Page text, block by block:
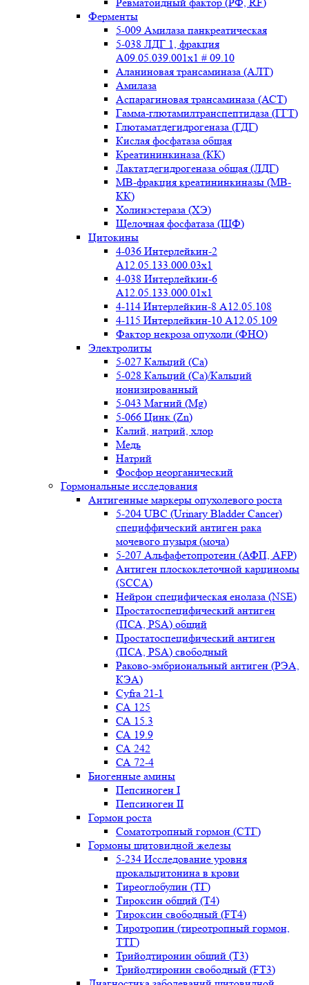
Ферменты
5-009 Амилаза панкреатическая
5-038 ЛДГ 1, фракция
A09.05.039.001x1 # 09.10
Аланиновая трансаминаза (АЛТ)
Амилаза
Аспарагиновая трансаминаза (АСТ)
Гамма-глютамилтранспептидаза (ГГТ)
Глютаматдегидрогеназа (ГДГ)
Кислая фосфатаза общая
Креатининкиназа (КК)
Лактатдегидрогеназа общая (ЛДГ)
МВ-фракция креатининкиназы (МВ-
КК)
Холинэстераза (ХЭ)
Щелочная фосфатаза (ЩФ)
Цитокины
4-036 Интерлейкин-2
A12.05.133.000.03x1
4-038 Интерлейкин-6
A12.05.133.000.01x1
4-114 Интерлейкин-8 A12.05.108
4-115 Интерлейкин-10 A12.05.109
Фактор некроза опухоли (ФНО)
Электролиты
5-027 Кальций (Ca)
5-028 Кальций (Ca)/Кальций
ионизированный
5-043 Магний (Mg)
5-066 Цинк (Zn)
Калий, натрий, хлор
Медь
Натрий
Фосфор неорганический
Гормональные исследования
Антигенные маркеры опухолевого роста
5-204 UBC (Urinary Bladder Cancer)
специффический антиген рака
мочевого пузыря (моча)
5-207 Альфафетопротеин (АФП, AFP)
Антиген плоскоклеточной карциномы
(SCCA)
Нейрон специфическая енолаза (NSE)
Простатоспецифический антиген
(ПСА, PSA) общий
Простатоспецифический антиген
(ПСА, PSA) свободный
Раково-эмбриональный антиген (РЭА,
КЭА)
Сyfra 21-1
СА 125
СА 15.3
СА 19.9
СА 242
СА 72-4
Биогенные амины
Пепсиноген I
Пепсиноген II
Гормон роста
Соматотропный гормон (СТГ)
Гормоны щитовидной железы
5-234 Исследование уровня
прокальцитонина в крови
Тиреоглобулин (ТГ)
Тироксин общий (Т4)
Тироксин свободный (FT4)
Тиротропин (тиреотропный гормон,
ТТГ)
Трийодтиронин общий (Т3)
Трийодтиронин свободный (FT3)